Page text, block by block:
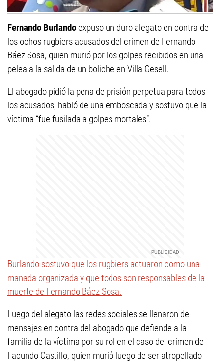
Fernando Burlandoexpuso un duro alegato en contra de
los ochos rugbiers acusados del crimen de Fernando
Báez Sosa, quien murió por los golpes recibidos en una
pelea a la salida de un boliche en Villa Gesell.
El abogado pidió la pena de prisión perpetua para todos
los acusados, habló de una emboscada y sostuvo que la
víctima “fue fusilada a golpes mortales”.
Burlando sostuvo que los rugbiers actuaron como una
manada organizada y que todos son responsables de la
muerte de Fernando Báez Sosa.
Luego del alegato las redes sociales se llenaron de
mensajes en contra del abogado que defiende a la
familia de la víctima por su rol en el caso del crimen de
Facundo Castillo, quien murió luego de ser atropellado